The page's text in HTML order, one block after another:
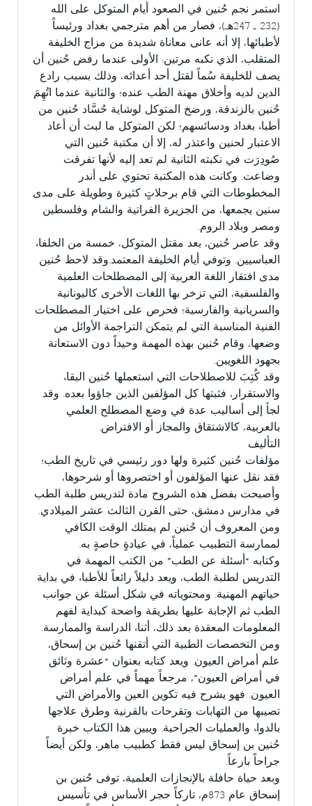
استمر نجم حُنين في الصعود أيام المتوكل على الله
(232 ـ 247هـ)، فصار من أهم مترجمي بغداد ورئيساً
لأطبائها، إلا أنه عانى معاناة شديدة من مزاج الخليفة
المتقلب، الذي نكبه مرتين: الأولى عندما رفض حُنين أن
يصف للخليفة سُماً لقتل أحد أعدائه، وذلك بسبب رادع
الدين لديه وأخلاق مهنة الطب عنده؛ والثانية عندما اتُهِمَ
حُنين بالزندقة، ورضخ المتوكل لوشاية حُسَّاد حُنين من
أطباء بغداد ودسائسهم؛ لكن المتوكل ما لبث أن أعاد
الاعتبار لحنين واعتذر له، إلا أن مكتبة حُنين التي
صُودِرَت في نكبته الثانية لم تعد إليه لأنها تفرقت
وضاعت. وكانت هذه المكتبة تحتوي على أندر
المخطوطات التي قام برحلاتٍ كثيرة وطويلة على مدى
سنين يجمعها، من الجزيرة الفراتية والشام وفلسطين
ومصر وبلاد الروم.
وقد عاصر حُنين، بعد مقتل المتوكل، خمسة من الخلفاء
العباسيين. وتوفي أيام الخليفة المعتمد.وقد لاحظ حُنين
مدى افتقار اللغة العربية إلى المصطلحات العلمية
والفلسفية، التي تزخر بها اللغات الأخرى كاليونانية
والسريانية والفارسية؛ فحرص على اختيار المصطلحات
الفنية المناسبة التي لم يتمكن التراجمة الأوائل من
وضعها، وقام حُنين بهذه المهمة وحيداً دون الاستعانة
بجهود اللغويين.
وقد كُتِبَ للاصطلاحات التي استعملها حُنين البقاء
والاستقرار، فثبتها كل المؤلفين الذين جاؤوا بعده. وقد
لجأ إلى أساليب عدة في وضع المصطلح العلمي
بالعربية، كالاشتقاق والمجاز أو الافتراض.
التأليف
مؤلفات حُنين كثيرة ولها دور رئيسي في تاريخ الطب؛
فقد نقل عنها المؤلفون أو اختصروها أو شرحوها،
وأصبحت بفضل هذه الشروح مادة لتدريس طلبة الطب
في مدارس دمشق، حتى القرن الثالث عشر الميلادي.
ومن المعروف أن حُنين لم يمتلك الوقت الكافي
لممارسة التطبيب عملياً، في عيادةٍ خاصةٍ به.
وكتابه “أسئلة عن الطب” من الكتب المهمة في
التدريس لطلبة الطب، ويعد دليلاً رائعاً للأطباء في بداية
حياتهم المهنية. ومحتوياته في شكل أسئلة عن جوانب
الطب ثم الإجابة عليها بطريقة واضحة كبداية لفهم
المعلومات المعقدة بعد ذلك، أثناء الدراسة والممارسة.
ومن التخصصات الطبية التي أتقنها حُنين بن إسحاق،
علم أمراض العيون. ويعد كتابه بعنوان “عشرة وثائق
في أمراض العيون”، مرجعاً مهماً في علم أمراض
العيون. فهو يشرح فيه تكوين العين والأمراض التي
تصيبها من التهابات وتقرحات بالقرنية وطرق علاجها
بالدواء والعمليات الجراحية. ويبين هذا الكتاب خبرة
حُنين بن إسحاق ليس فقط كطبيب ماهر، ولكن أيضاً
جراحاً بارعاً.
وبعد حياة حافلة بالإنجازات العلمية، توفى حُنين بن
إسحاق عام 873م، تاركاً حجر الأساس في تأسيس